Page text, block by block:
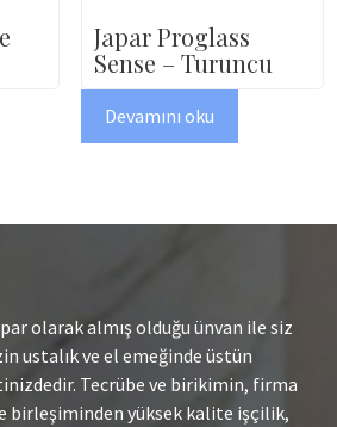
Japar Proglass
Sense – Turuncu
Devamını oku
olarak almış olduğu ünvan ile siz
ustalık ve el emeğinde üstün
Tecrübe ve birikimin, firma
birleşiminden yüksek kalite işçilik,